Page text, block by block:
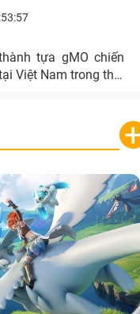
tựa gMO chiến
Việt Nam trong thời